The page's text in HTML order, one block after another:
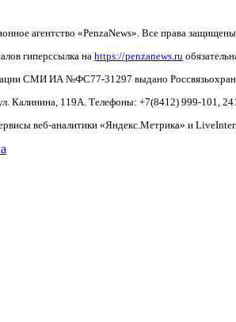
агентство «PenzaNews». Все права
гиперссылка на https://penzanews.ru
СМИ ИА №ФС77-31297 выдано
Калинина, 119А. Телефоны: +7(8412) 999-101,
веб-аналитики «Яндекс.Метрика» и